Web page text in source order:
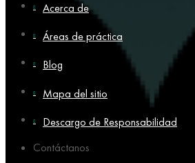
Acerca de
Áreas de práctica
Blog
Mapa del sitio
Descargo de Responsabilidad
Contáctanos